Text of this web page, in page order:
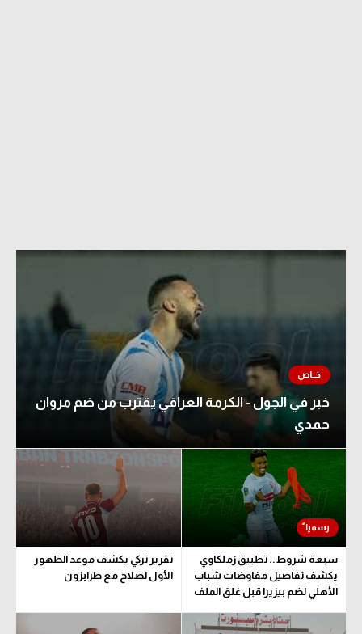
خبر في الجول - الكرمة العراقي يقترب من ضم مروان
حمدي
سبعة شروط.. تطبيق زملكاوي
يكشف تفاصيل مفاوضات شباب
الأهلي لضم بيزيرا قبل غلق الملف
تقرير تركي يكشف موعد الظهور
الأول لصلاح مع طرابزون